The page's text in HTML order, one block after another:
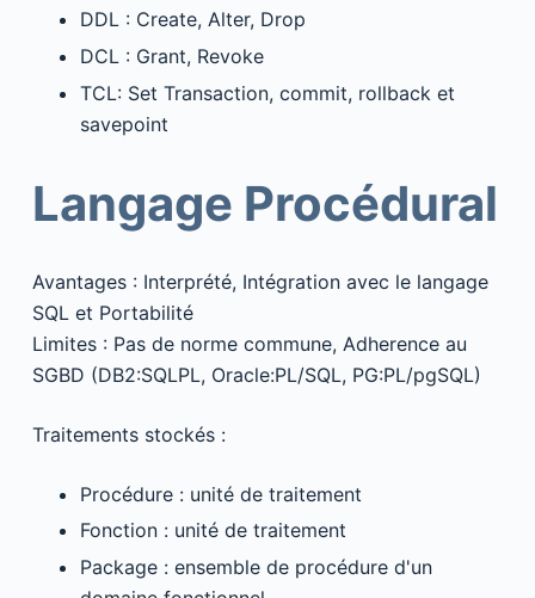
DDL : Create, Alter, Drop
DCL : Grant, Revoke
TCL: Set Transaction, commit, rollback et
savepoint
Langage Procédural
Avantages : Interprété, Intégration avec le langage
SQL et Portabilité
Limites : Pas de norme commune, Adherence au
SGBD (DB2:SQLPL, Oracle:PL/SQL, PG:PL/pgSQL)
Traitements stockés :
Procédure : unité de traitement
Fonction : unité de traitement
Package : ensemble de procédure d'un